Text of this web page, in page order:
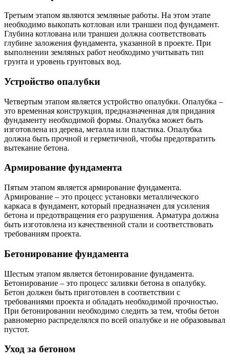
Третьим этапом являются земляные работы. На этом этапе
необходимо выкопать котлован или траншеи под фундамент.
Глубина котлована или траншеи должна соответствовать
глубине заложения фундамента, указанной в проекте. При
выполнении земляных работ необходимо учитывать тип
грунта и уровень грунтовых вод.
Устройство опалубки
Четвертым этапом является устройство опалубки. Опалубка –
это временная конструкция, предназначенная для придания
фундаменту необходимой формы. Опалубка может быть
изготовлена из дерева, металла или пластика. Опалубка
должна быть прочной и герметичной, чтобы предотвратить
вытекание бетона.
Армирование фундамента
Пятым этапом является армирование фундамента.
Армирование – это процесс установки металлического
каркаса в фундамент, который предназначен для усиления
бетона и предотвращения его разрушения. Арматура должна
быть изготовлена из качественной стали и соответствовать
требованиям проекта.
Бетонирование фундамента
Шестым этапом является бетонирование фундамента.
Бетонирование – это процесс заливки бетона в опалубку.
Бетон должен быть приготовлен в соответствии с
требованиями проекта и обладать необходимой прочностью.
При бетонировании необходимо следить за тем, чтобы бетон
равномерно распределялся по всей опалубке и не образовывал
пустот.
Уход за бетоном